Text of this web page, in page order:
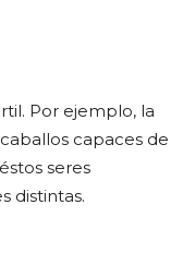
Por ejemplo, la
capaces de
seres
distintas.